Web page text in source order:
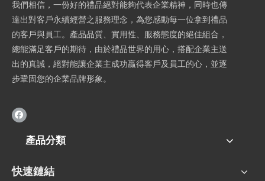
我們相信，一份好的禮品絕對能夠代表企業精神，同時也傳
達出對客戶永續經營之服務理念，為您感動每一位拿到禮品
的客戶與員工。產品品質、實用性、服務態度的絕佳組合，
總能滿足客戶的期待，由於禮品世界的用心，搭配企業主送
出的真誠，絕對能讓企業主成功贏得客戶及員工的心，並逐
步鞏固您的企業品牌形象。
產品分類
快速鏈結